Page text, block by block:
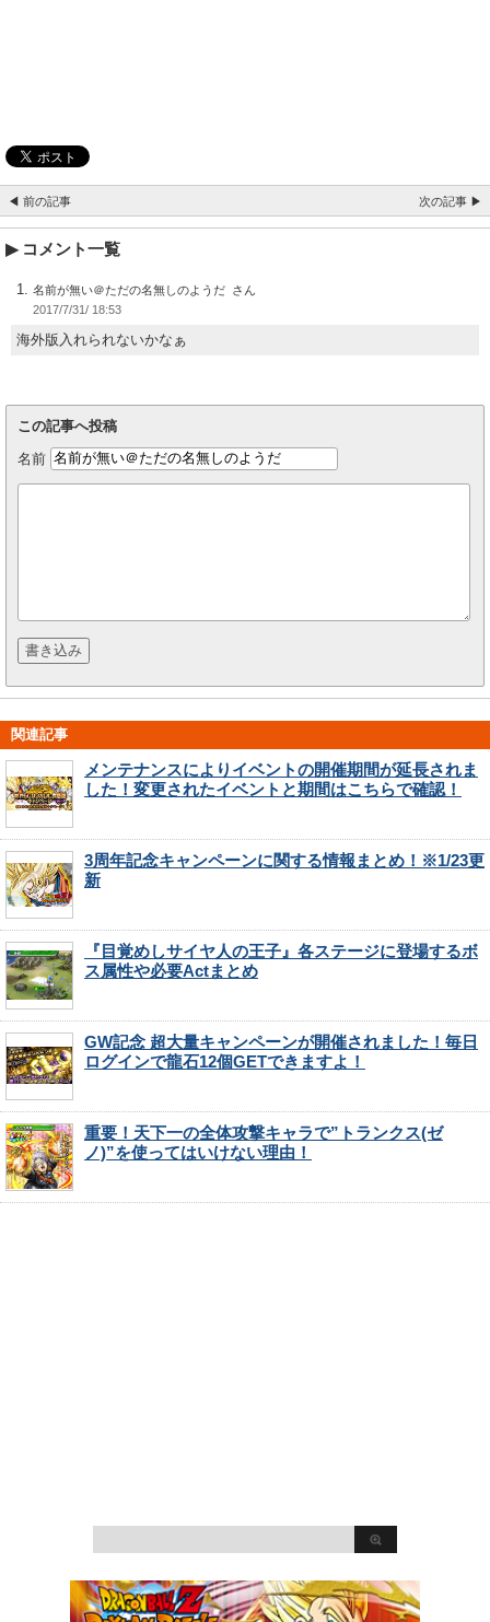
◀ 前の記事 次の記事 ▶
コメント一覧
名前が無い＠ただの名無しのようだ
2017/7/31/ 18:53
海外版入れられないかなぁ
この記事へ投稿
名前
関連記事
メンテナンスによりイベントの開催期間が延長されま
した！変更されたイベントと期間はこちらで確認！
3周年記念キャンペーンに関する情報まとめ！※1/23更
新
『目覚めしサイヤ人の王子』各ステージに登場するボ
ス属性や必要Actまとめ
GW記念 超大量キャンペーンが開催されました！毎日
ログインで龍石12個GETできますよ！
重要！天下一の全体攻撃キャラで”トランクス(ゼ
ノ)”を使ってはいけない理由！